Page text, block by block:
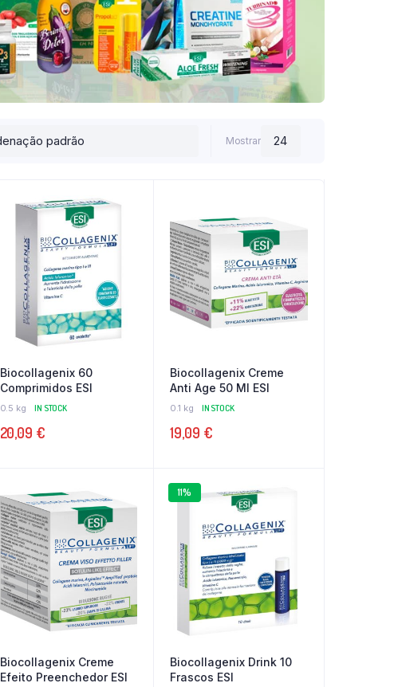
Mostrar
Biocollagenix 60
Comprimidos ESI
0.5 kg IN STOCK
20,09 €
Biocollagenix Creme
Anti Age 50 Ml ESI
0.1 kg IN STOCK
19,09 €
Biocollagenix Creme
Efeito Preenchedor ESI
11%
Biocollagenix Drink 10
Frascos ESI